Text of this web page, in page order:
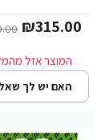
מבית MusclePharm
₪315.00
האם יש לך